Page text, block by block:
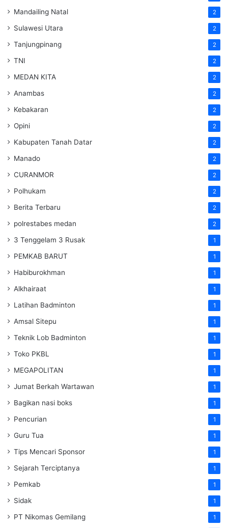
Mandailing Natal 2
Sulawesi Utara 2
Tanjungpinang 2
TNI 2
MEDAN KITA 2
Anambas 2
Kebakaran 2
Opini 2
Kabupaten Tanah Datar 2
Manado 2
CURANMOR 2
Polhukam 2
Berita Terbaru 2
polrestabes medan 2
3 Tenggelam 3 Rusak 1
PEMKAB BARUT 1
Habiburokhman 1
Alkhairaat 1
Latihan Badminton 1
Amsal Sitepu 1
Teknik Lob Badminton 1
Toko PKBL 1
MEGAPOLITAN 1
Jumat Berkah Wartawan 1
Bagikan nasi boks 1
Pencurian 1
Guru Tua 1
Tips Mencari Sponsor 1
Sejarah Terciptanya 1
Pemkab 1
Sidak 1
PT Nikomas Gemilang 1